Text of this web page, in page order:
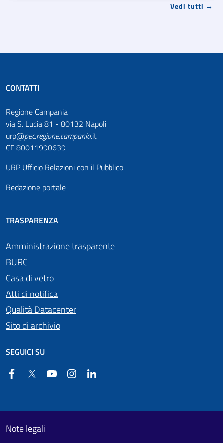
Vedi tutti →
CONTATTI
Regione Campania
via S. Lucia 81 - 80132 Napoli
urp@pec.regione.campania.it
CF 80011990639
URP Ufficio Relazioni con il Pubblico
Redazione portale
TRASPARENZA
Amministrazione trasparente
BURC
Casa di vetro
Atti di notifica
Qualità Datacenter
Sito di archivio
SEGUICI SU
FacebookTwitter YouTube Instagram
Footer First
Useful links section
Note legali